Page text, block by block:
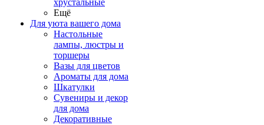
хрустальные
Ещё
Для уюта вашего дома
Настольные
лампы, люстры и
торшеры
Вазы для цветов
Ароматы для дома
Шкатулки
Сувениры и декор
для дома
Декоративные